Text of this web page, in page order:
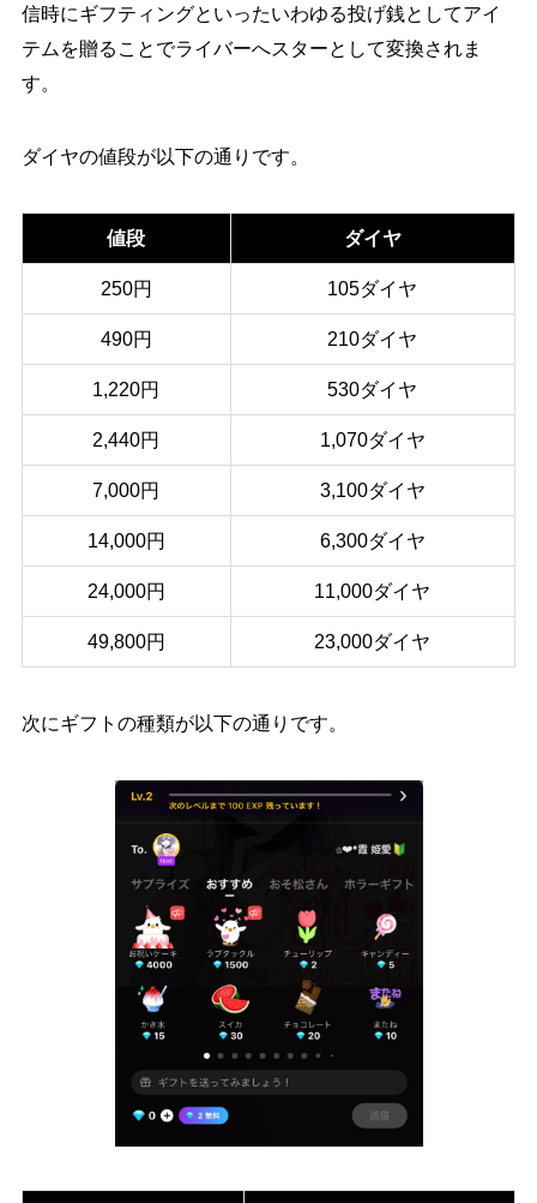
信時にギフティングといったいわゆる投げ銭としてアイ
テムを贈ることでライバーへスターとして変換されま
す。
ダイヤの値段が以下の通りです。
値段 ダイヤ
250円 105ダイヤ
490円 210ダイヤ
1,220円 530ダイヤ
2,440円 1,070ダイヤ
7,000円 3,100ダイヤ
14,000円 6,300ダイヤ
24,000円 11,000ダイヤ
49,800円 23,000ダイヤ
次にギフトの種類が以下の通りです。